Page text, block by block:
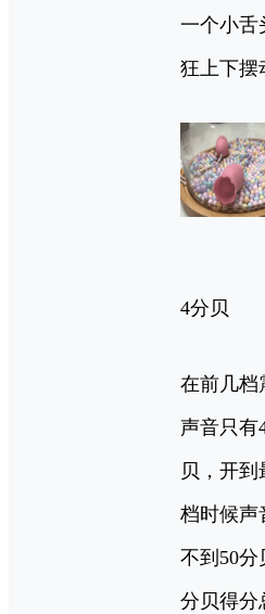
一个小舌
狂上下摆
4分贝
在前几档
声音只有
贝，开到
档时候声
不到50分
分贝得分